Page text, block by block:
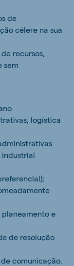
de
célere na sua
recursos,
sem
logística
industrial
e
de resolução
comunicação.